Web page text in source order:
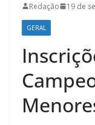
Redação 19 de
GERAL